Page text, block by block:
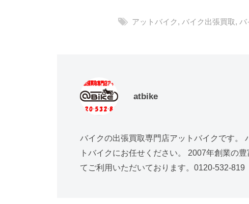
アットバイク , バイク出張買取, バ
atbike
バイクの出張買取専門店アットバイクです。
トバイクにお任せください。 2007年創業の
てご利用いただいております。0120-532-819